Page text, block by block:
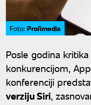
Foto: Profimedia
Posle godina
konkurencijom,
konferenciji
verziju Siri,